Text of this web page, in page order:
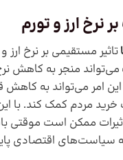
بر نرخ ارز و تورم
تاثیر مستقیمی بر نرخ ارز
می‌تواند منجر به کاهش
امر می‌تواند به کاهش
مردم کمک کند. با
ممکن است موقتی
سیاست‌های اقتصادی